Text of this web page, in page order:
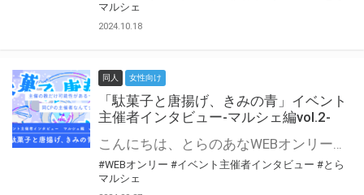
マルシェ
2024.10.18
同人 女性向け
「駄菓子と唐揚げ、きみの青」イベント
主催者インタビュー-マルシェ編vol.2-
こんにちは、とらのあなWEBオンリー運営スタッフです。 新たにお届けする、イベント主催者インタビュー-マルシェ編-は、 とらのあなWEBオンリー「マルシェ」をご利用の主催様に 「マルシェ」を使ってイベントを開催した感想や心がけをお聞きする企画です。 今回は、WEBオンリー初開催「駄菓子と唐揚げ、きみの青」より、 主催のぎこ六屋様にお話を伺いました。 協力：ぎこ六屋様／イベント公式Twitter（@krkgwks） とらのあなWEBオンリー「マルシェ」とは？ WEBオンリーでリアルタイムでコミュニケーションがとれるオンライン会場です。
#WEBオンリー #イベント主催者インタビュー #とら
マルシェ